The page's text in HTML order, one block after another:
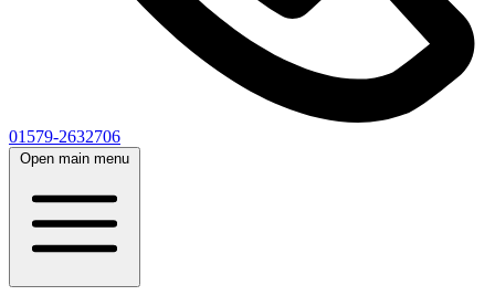
01579-2632706
Open main menu